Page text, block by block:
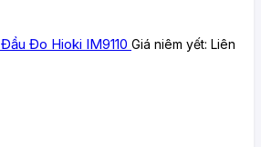
Đầu Đo Hioki IM9110 Giá niêm yết: Liên